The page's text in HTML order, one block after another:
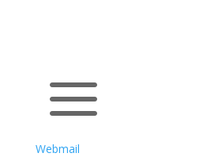
a
Webmail